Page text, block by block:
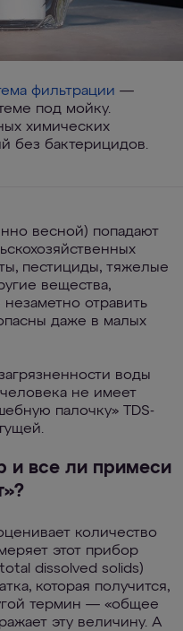
фильтрации —
под мойку.
химических
без бактерицидов.
весной) попадают
пестициды, тяжелые
вещества,
отравить
даже в малых
воды
человека не имеет
палочку» TDS-
и все ли примеси
количество
этот прибор
dissolved solids)
которая получится,
термин — «общее
эту величину. А